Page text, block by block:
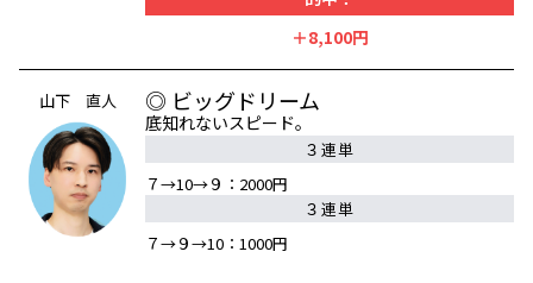
＋8,100円
山下 直人 ◎ ビッグドリーム
底知れないスピード。
３連単
７→10→９：2000円
３連単
７→９→10：1000円